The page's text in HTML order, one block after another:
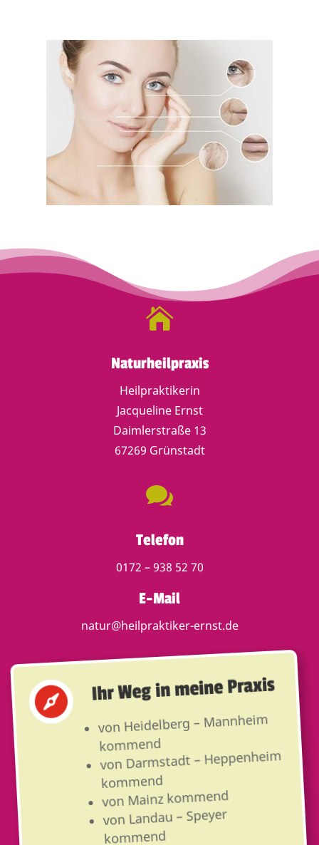

Naturheilpraxis
Heilpraktikerin
Jacqueline Ernst
Daimlerstraße 13
67269 Grünstadt

Telefon
0172 – 938 52 70
E-Mail
natur@heilpraktiker-ernst.de
 Ihr Weg in meine Praxis
von Heidelberg – Mannheim
kommend
von Darmstadt – Heppenheim
kommend
von Mainz kommend
von Landau – Speyer
kommend